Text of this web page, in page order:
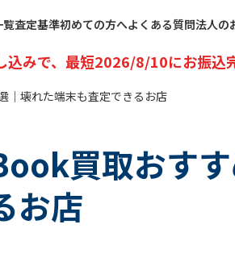
覧査定基準初めての方へよくある質問法人の
込みで、最短2026/8/10にお振込
｜壊れた端末も査定できるお店
買取おす
お店